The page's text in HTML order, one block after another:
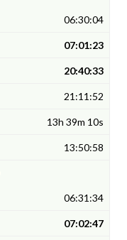
06:30:04
07:01:23
20:40:33
21:11:52
13h 39m 10s
13:50:58
06:31:34
07:02:47